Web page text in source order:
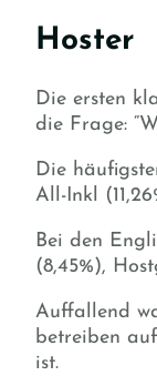
Hoster
Die ersten
die Frage:
Die
All-Inkl
Bei den
(8,45%),
Auffallend
betreiben
ist.